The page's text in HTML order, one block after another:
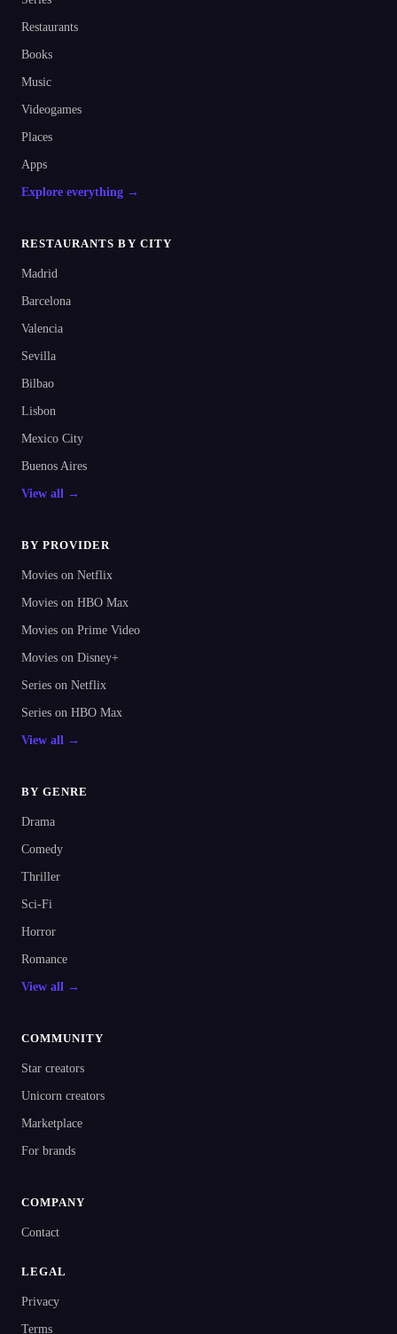
Restaurants
Books
Music
Videogames
Places
Apps
Explore everything →
RESTAURANTS BY CITY
Madrid
Barcelona
Valencia
Sevilla
Bilbao
Lisbon
Mexico City
Buenos Aires
View all →
BY PROVIDER
Movies on Netflix
Movies on HBO Max
Movies on Prime Video
Movies on Disney+
Series on Netflix
Series on HBO Max
View all →
BY GENRE
Drama
Comedy
Thriller
Sci-Fi
Horror
Romance
View all →
COMMUNITY
Star creators
Unicorn creators
Marketplace
For brands
COMPANY
Contact
LEGAL
Privacy
Terms